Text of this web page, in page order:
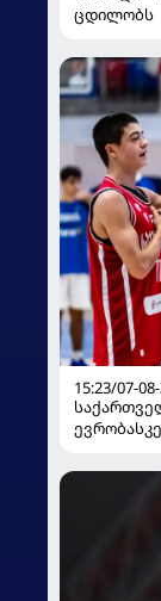
ცდილობს
15:23/07-